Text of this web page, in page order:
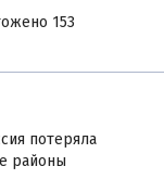
153
потеряла
районы